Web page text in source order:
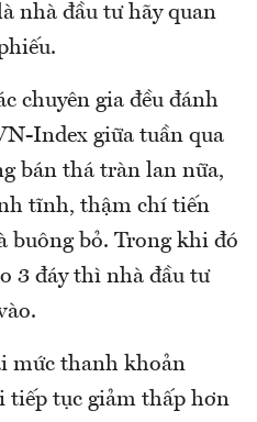
nhà đầu tư hãy quan
chuyên gia đều đánh
Index giữa tuần qua
bán thá tràn lan nữa,
tĩnh, thậm chí tiến
buông bỏ. Trong khi đó
3 đáy thì nhà đầu tư
mức thanh khoản
tiếp tục giảm thấp hơn